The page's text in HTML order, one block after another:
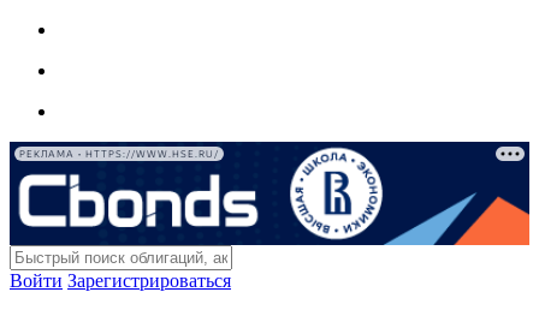
РЕКЛАМА • HTTPS://WWW.HSE.RU/
Войти Зарегистрироваться